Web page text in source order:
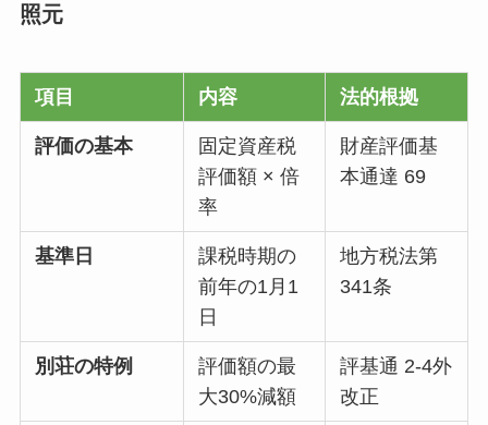
照元
項目 内容 法的根拠
評価の基本
固定資産税
評価額 × 倍
率
財産評価基
本通達 69
基準日
課税時期の
前年の1月1
日
地方税法第
341条
別荘の特例
評価額の最
大30%減額
評基通 2-4外
改正